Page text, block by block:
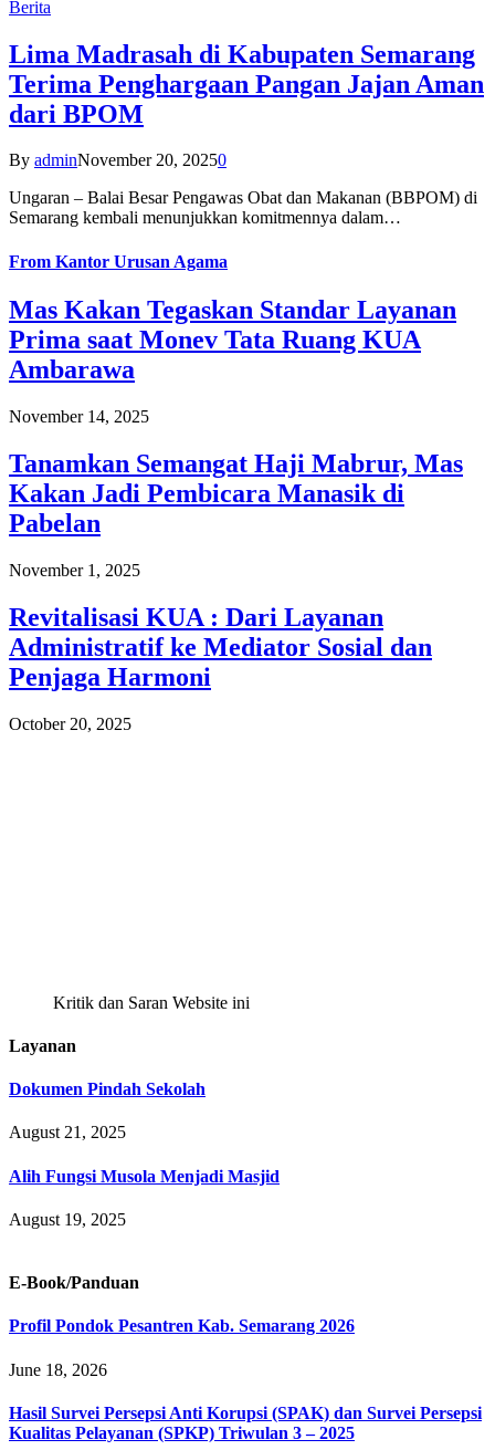
Berita
Lima Madrasah di Kabupaten Semarang
Terima Penghargaan Pangan Jajan Aman
dari BPOM
By adminNovember 20, 20250
Ungaran – Balai Besar Pengawas Obat dan Makanan (BBPOM) di
Semarang kembali menunjukkan komitmennya dalam…
From Kantor Urusan Agama
Mas Kakan Tegaskan Standar Layanan
Prima saat Monev Tata Ruang KUA
Ambarawa
November 14, 2025
Tanamkan Semangat Haji Mabrur, Mas
Kakan Jadi Pembicara Manasik di
Pabelan
November 1, 2025
Revitalisasi KUA : Dari Layanan
Administratif ke Mediator Sosial dan
Penjaga Harmoni
October 20, 2025
Kritik dan Saran Website ini
Layanan
Dokumen Pindah Sekolah
August 21, 2025
Alih Fungsi Musola Menjadi Masjid
August 19, 2025
E-Book/Panduan
Profil Pondok Pesantren Kab. Semarang 2026
June 18, 2026
Hasil Survei Persepsi Anti Korupsi (SPAK) dan Survei Persepsi
Kualitas Pelayanan (SPKP) Triwulan 3 – 2025